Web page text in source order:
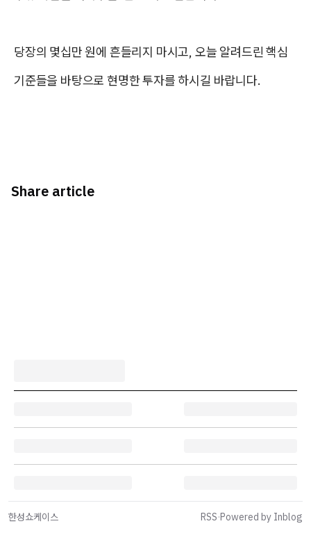
당장의 몇십만 원에 흔들리지 마시고, 오늘 알려드린 핵심
기준들을 바탕으로 현명한 투자를 하시길 바랍니다.
Share article
한성쇼케이스 RSS·Powered by Inblog